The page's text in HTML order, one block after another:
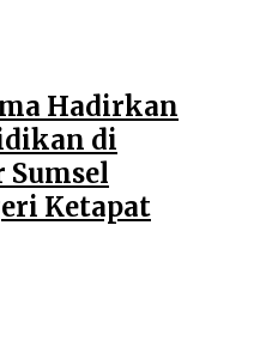
Hadirkan
di
Ketapat